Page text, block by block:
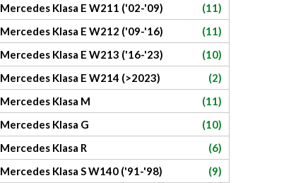
Mercedes Klasa E W211 ('02-'09)
(11)
Mercedes Klasa E W212 ('09-'16)
(11)
Mercedes Klasa E W213 ('16-'23)
(10)
Mercedes Klasa E W214 (>2023)
(2)
Mercedes Klasa M
(11)
Mercedes Klasa G
(10)
Mercedes Klasa R
(6)
Mercedes Klasa S W140 ('91-'98)
(9)